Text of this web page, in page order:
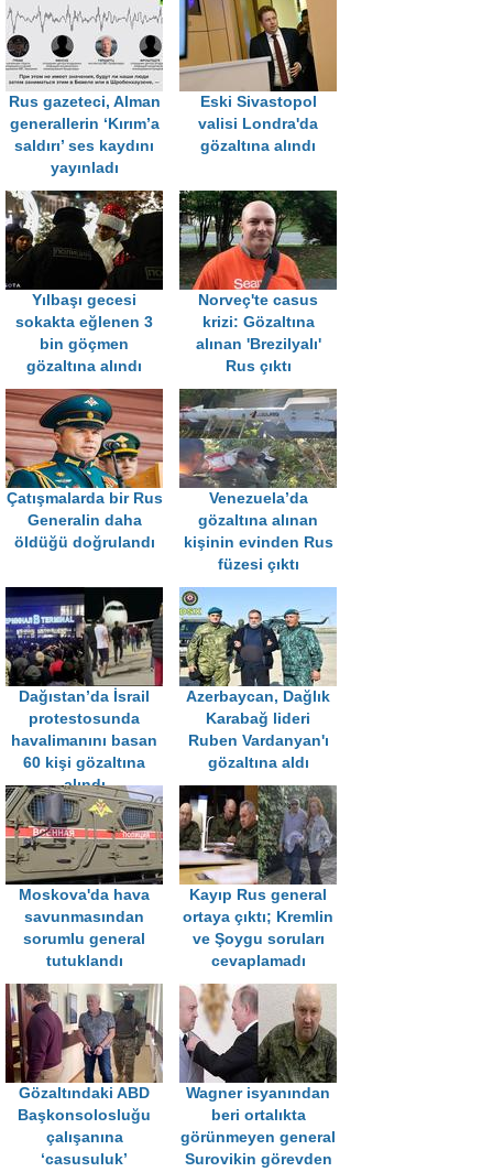
Rus gazeteci, Alman
generallerin ‘Kırım’a
saldırı’ ses kaydını
yayınladı
Eski Sivastopol
valisi Londra'da
gözaltına alındı
Yılbaşı gecesi
sokakta eğlenen 3
bin göçmen
gözaltına alındı
Norveç'te casus
krizi: Gözaltına
alınan 'Brezilyalı'
Rus çıktı
Çatışmalarda bir Rus
Generalin daha
öldüğü doğrulandı
Venezuela’da
gözaltına alınan
kişinin evinden Rus
füzesi çıktı
Dağıstan’da İsrail
protestosunda
havalimanını basan
60 kişi gözaltına
alındı
Azerbaycan, Dağlık
Karabağ lideri
Ruben Vardanyan'ı
gözaltına aldı
Moskova'da hava
savunmasından
sorumlu general
tutuklandı
Kayıp Rus general
ortaya çıktı; Kremlin
ve Şoygu soruları
cevaplamadı
Gözaltındaki ABD
Başkonsolosluğu
çalışanına
‘casusuluk’
Wagner isyanından
beri ortalıkta
görünmeyen general
Surovikin görevden